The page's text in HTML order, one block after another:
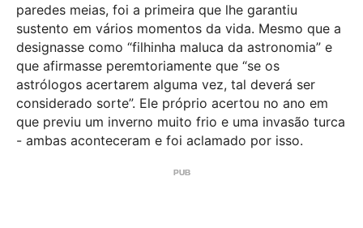
paredes meias, foi a primeira que lhe garantiu
sustento em vários momentos da vida. Mesmo que a
designasse como “filhinha maluca da astronomia” e
que afirmasse peremtoriamente que “se os
astrólogos acertarem alguma vez, tal deverá ser
considerado sorte”. Ele próprio acertou no ano em
que previu um inverno muito frio e uma invasão turca
- ambas aconteceram e foi aclamado por isso.